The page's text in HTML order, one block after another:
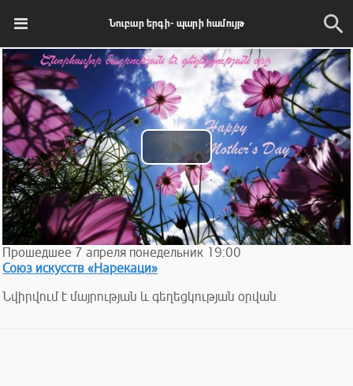
Նուբար երգի- պարի համույթ
Play
Video
Прошедшее 7 апреля понедельник 19:00
Союз искусств «Нарекаци»
Նվիրվում է մայրության և գեղեցկության օրվան